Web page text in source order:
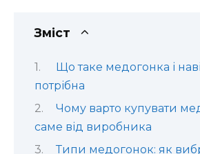
Зміст
Що таке медогонка і
потрібна
Чому варто купувати
саме від виробника
Типи медогонок: як